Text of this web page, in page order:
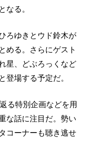
なる。
ろゆきとウド鈴木が
める。さらにゲスト
星、どぶろっくなど
登場する予定だ。
る特別企画などを用
な話に注目だ。勢い
コーナーも聴き逃せ